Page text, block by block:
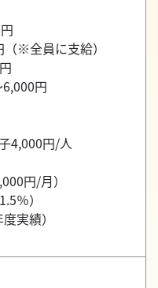
※全員に支給）
円
4,000円/人
円/月）
％）
実績）